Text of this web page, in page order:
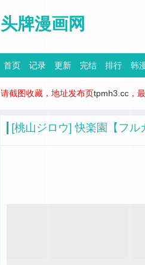
头牌漫画网
首页 记录 更新 完结 排行 韩
请截图收藏，地址发布页tpmh3.cc ，
[桃山ジロウ] 快楽園【フ